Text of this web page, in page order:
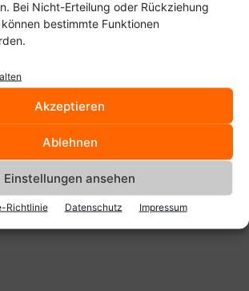
Bei Nicht-Erteilung oder Rückziehung
bestimmte Funktionen
Akzeptieren
Ablehnen
Einstellungen ansehen
Richtlinie Datenschutz Impressum
Anzeige